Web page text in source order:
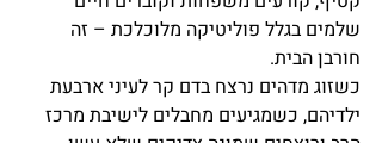
שלמים בגלל פוליטיקה מלוכלכת – זה
חורבן הבית.
כשזוג מדהים נרצח בדם קר לעיני ארבעת
ילדיהם, כשמגיעים מחבלים לישיבת מרכז